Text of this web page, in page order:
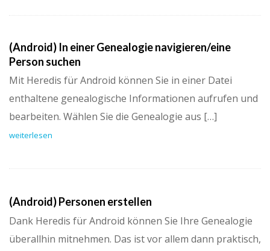
(Android) In einer Genealogie navigieren/eine
Person suchen
Mit Heredis für Android können Sie in einer Datei
enthaltene genealogische Informationen aufrufen und
bearbeiten. Wählen Sie die Genealogie aus […]
weiterlesen
(Android) Personen erstellen
Dank Heredis für Android können Sie Ihre Genealogie
überallhin mitnehmen. Das ist vor allem dann praktisch,